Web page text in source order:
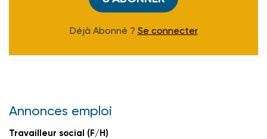
Déjà Abonné ? Se connecter
Annonces emploi
Travailleur social (F/H)